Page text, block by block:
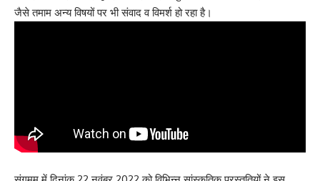
जैसे तमाम अन्य विषयों पर भी संवाद व विमर्श हो रहा है।